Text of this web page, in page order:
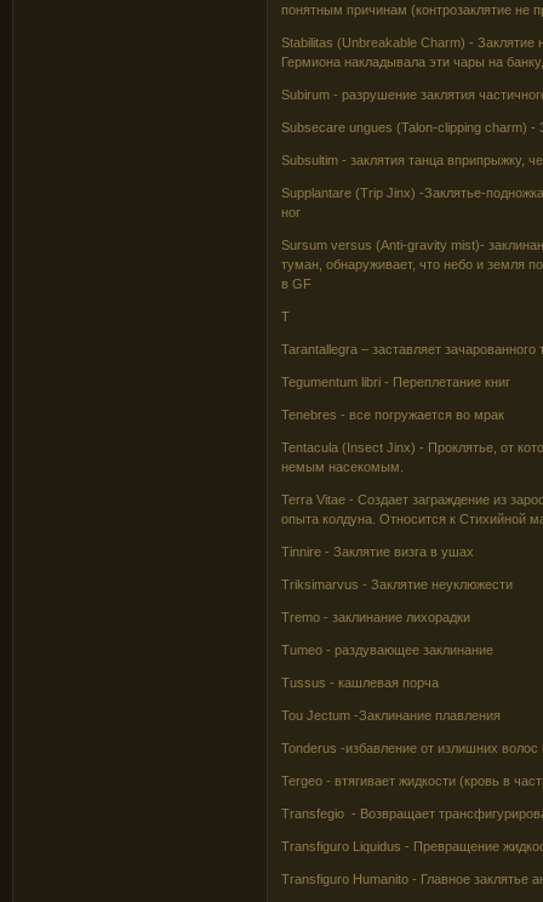
понятным причинам (контрозаклятие не
Stabilitas (Unbreakable Charm) -
Гермиона накладывала эти чары на
Subirum - разрушение заклятия
Subsecare ungues (Talon-clipping charm) -
Subsultim - заклятия танца вприпрыжку,
Supplantare (Trip Jinx) -Заклятье-
ног
Sursum versus (Anti-gravity mist)-
туман, обнаруживает, что небо и земля
в GF
T
Tarantallegra – заставляет
Tegumentum libri - Переплетание книг
Tenebres - все погружается во мрак
Tentacula (Insect Jinx) - Проклятье, от
немым насекомым.
Terra Vitae - Создает заграждение из
опыта колдуна. Относится к Стихийной
Tinnire - Заклятие визга в ушах
Triksimarvus - Заклятие неуклюжести
Tremo - заклинание лихорадки
Tumeo - раздувающее заклинание
Tussus - кашлевая порча
Tou Jectum -Заклинание плавления
Tonderus -избавление от излишних
Tergeo - втягивает жидкости (кровь в
Transfegio - Возвращает
Transfiguro Liquidus - Превращение
Transfiguro Humanito - Главное заклятье